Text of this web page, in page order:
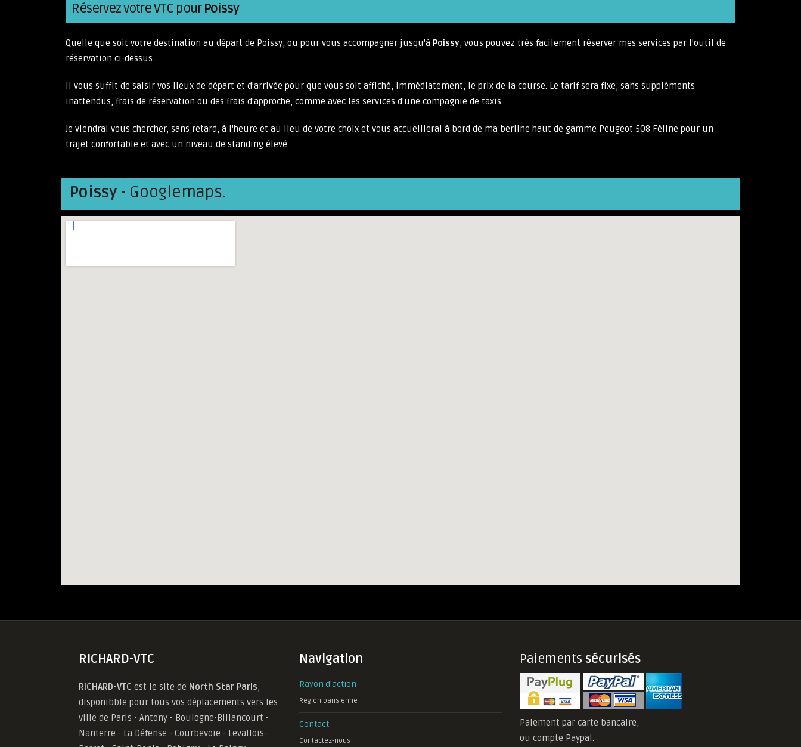
Réservez votre VTC pourPoissy
Quelle que soit votre destination au départ de Poissy, ou pour vous accompagner jusqu'à Poissy, vous pouvez très facilement réserver mes services par l'outil de
réservation ci-dessus.
Il vous suffit de saisir vos lieux de départ et d'arrivée pour que vous soit affiché, immédiatement, le prix de la course. Le tarif sera fixe, sans suppléments
inattendus, frais de réservation ou des frais d'approche, comme avec les services d'une compagnie de taxis.
Je viendrai vous chercher, sans retard, à l'heure et au lieu de votre choix et vous accueillerai à bord de ma berline haut de gamme Peugeot 508 Féline pour un
trajet confortable et avec un niveau de standing élevé.
Poissy - Googlemaps.
RICHARD-VTC
RICHARD-VTC est le site de North Star Paris,
disponibble pour tous vos déplacements vers les
ville de Paris - Antony - Boulogne-Billancourt -
Nanterre - La Défense - Courbevoie - Levallois-
Navigation
Rayon d'action
Région parisienne
Contact
Contactez-nous
Paiements sécurisés
Paiement par carte bancaire,
ou compte Paypal.